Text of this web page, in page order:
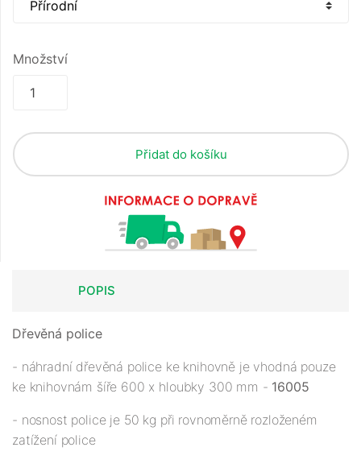
Množství
Přidat do košíku
POPIS
Dřevěná police
- náhradní dřevěná police ke knihovně je vhodná pouze
ke knihovnám šíře 600 x hloubky 300 mm - 16005
- nosnost police je 50 kg při rovnoměrně rozloženém
zatížení police